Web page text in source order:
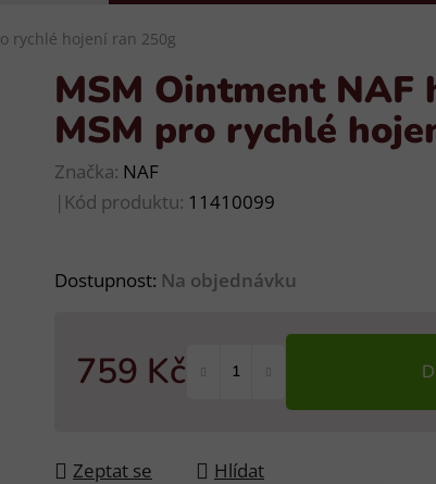
rychlé hojení ran 250g
MSM Ointment NAF
MSM pro rychlé
Značka: NAF
| Kód produktu: 11410099
Dostupnost: Na objednávku
759 Kč
Zeptat se Hlídat